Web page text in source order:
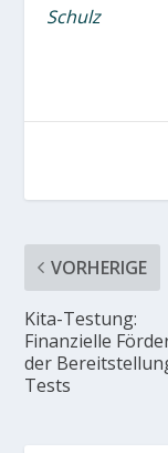
Schulz
VORHERIGE
Kita-Testung:
Finanzielle
der
Tests